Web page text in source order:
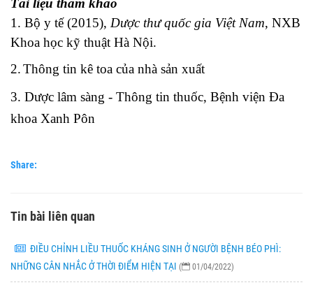
Tài liệu tham khảo
1. Bộ y tế (2015), Dược thư quốc gia Việt Nam, NXB
Khoa học kỹ thuật Hà Nội.
2.Thông tin kê toa của nhà sản xuất
3. Dược lâm sàng - Thông tin thuốc, Bệnh viện Đa
khoa Xanh Pôn
Share:
Tin bài liên quan
ĐIỀU CHỈNH LIỀU THUỐC KHÁNG SINH Ở NGƯỜI BỆNH BÉO PHÌ:
NHỮNG CÂN NHẮC Ở THỜI ĐIỂM HIỆN TẠI ( 01/04/2022)